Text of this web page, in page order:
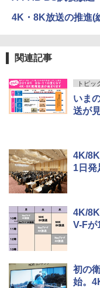
4K・8K放送の推進(
関連記事
トピッ
いま
送が
4K/
1日発
4K/
V-Fが
初の
始。